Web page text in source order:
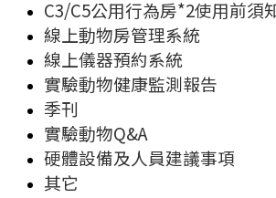
C3/C5公用行為房*2使用前須
線上動物房管理系統
線上儀器預約系統
實驗動物健康監測報告
季刊
實驗動物Q&A
硬體設備及人員建議事項
其它